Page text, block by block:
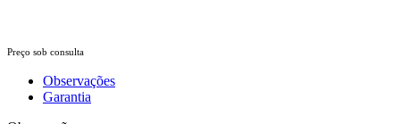
Preço sob consulta
Observações
Garantia